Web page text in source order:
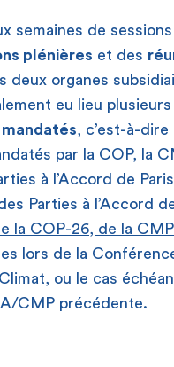
semaines de sessions
plénières et des
deux organes
eu lieu plusieurs
mandatés , c’est-à-dire
par la COP, la
à l’Accord de
Parties à l’Accord
la COP-26, de la
lors de la
ou le cas
CMP précédente.